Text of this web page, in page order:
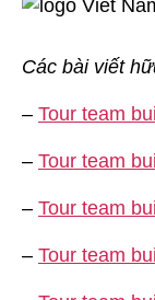
Các bài viết
– Tour team
– Tour team
– Tour team
– Tour team